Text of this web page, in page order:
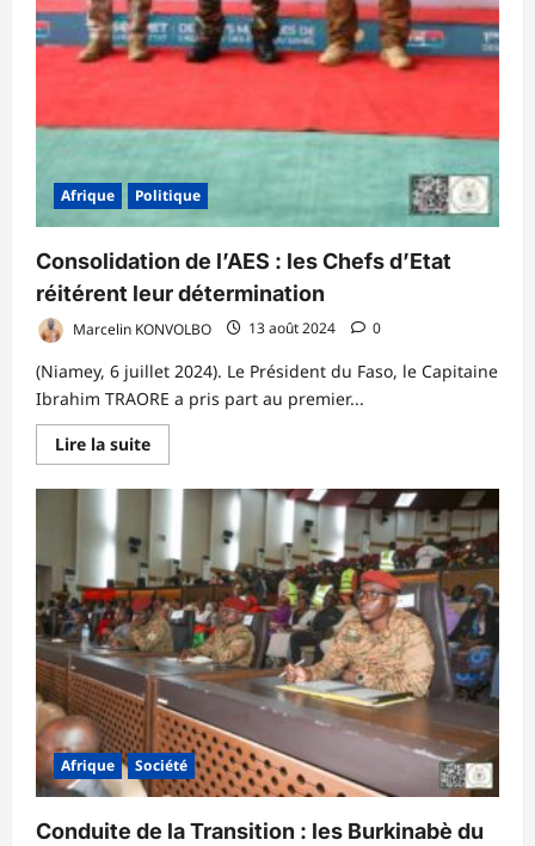
Afrique Politique
Consolidation de l’AES : les Chefs d’Etat
réitérent leur détermination
Marcelin KONVOLBO 13 août 2024 0
(Niamey, 6 juillet 2024). Le Président du Faso, le Capitaine
Ibrahim TRAORE a pris part au premier...
Lire la suiteEn
savoir
sur
Consolidation
l’AES
les
Chefs
d’Etat
réitérent
leur
détermination
Afrique Société
Conduite de la Transition : les Burkinabè du